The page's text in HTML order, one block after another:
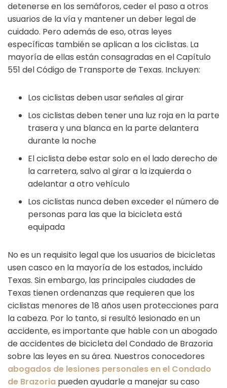
detenerse en los semáforos, ceder el paso a otros
usuarios de la vía y mantener un deber legal de
cuidado. Pero además de eso, otras leyes
específicas también se aplican a los ciclistas. La
mayoría de ellas están consagradas en el Capítulo
551 del Código de Transporte de Texas. Incluyen:
Los ciclistas deben usar señales al girar
Los ciclistas deben tener una luz roja en la parte
trasera y una blanca en la parte delantera
durante la noche
El ciclista debe estar solo en el lado derecho de
la carretera, salvo al girar a la izquierda o
adelantar a otro vehículo
Los ciclistas nunca deben exceder el número de
personas para las que la bicicleta está
equipada
No es un requisito legal que los usuarios de bicicletas
usen casco en la mayoría de los estados, incluido
Texas. Sin embargo, las principales ciudades de
Texas tienen ordenanzas que requieren que los
ciclistas menores de 18 años usen protecciones para
la cabeza. Por lo tanto, si resultó lesionado en un
accidente, es importante que hable con un abogado
de accidentes de bicicleta del Condado de Brazoria
sobre las leyes en su área. Nuestros conocedores
abogados de lesiones personales en el Condado
de Brazoria pueden ayudarle a manejar su caso